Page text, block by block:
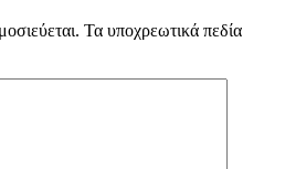
Τα υποχρεωτικά πεδία